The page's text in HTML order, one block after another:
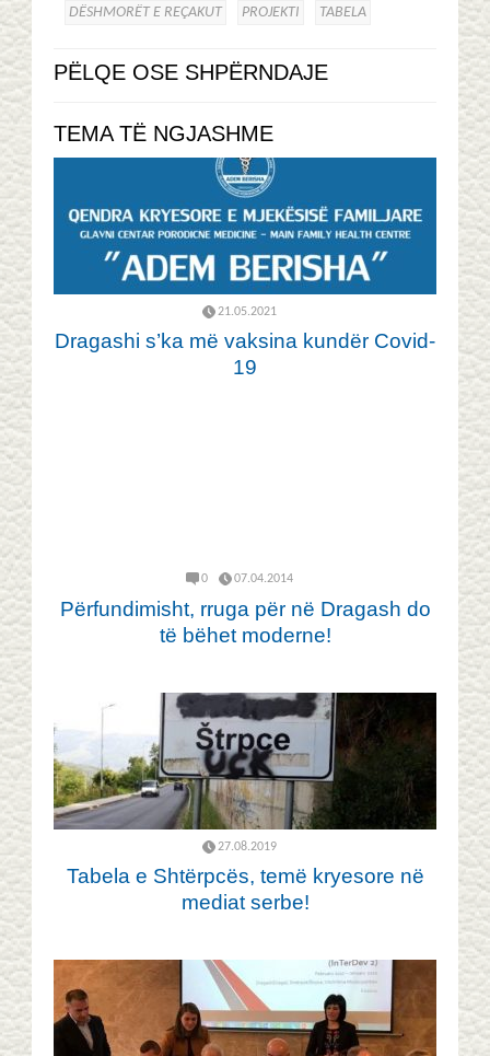
DËSHMORËT E REÇAKUT PROJEKTI TABELA
PËLQE OSE SHPËRNDAJE
TEMA TË NGJASHME
21.05.2021
Dragashi s’ka më vaksina kundër Covid-
19
0 07.04.2014
Përfundimisht, rruga për në Dragash do
të bëhet moderne!
27.08.2019
Tabela e Shtërpcës, temë kryesore në
mediat serbe!